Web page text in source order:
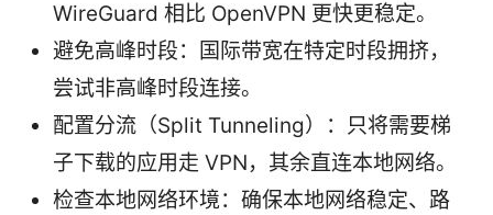
WireGuard 相比 OpenVPN 更快更稳定。
避免高峰时段：国际带宽在特定时段拥挤，
尝试非高峰时段连接。
配置分流（Split Tunneling）：只将需要梯
子下载的应用走 VPN，其余直连本地网络。
检查本地网络环境：确保本地网络稳定、路